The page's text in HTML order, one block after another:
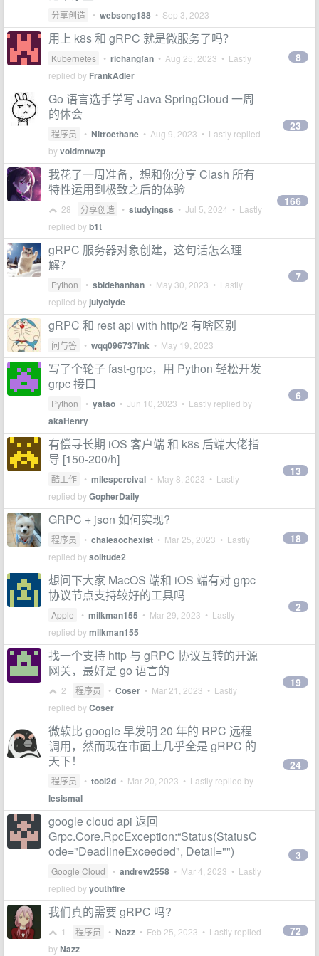
分享创造 • websong188 • Sep 3, 2023
用上 k8s 和 gRPC 就是微服务了吗？
Kubernetes • richangfan • Aug 25, 2023 • Lastly
replied by FrankAdler
8
Go 语言选手学写 Java SpringCloud 一周
的体会
程序员 • Nitroethane • Aug 9, 2023 • Lastly replied
byvoidmnwzp
23
我花了一周准备，想和你分享 Clash 所有
特性运用到极致之后的体验
28 分享创造 • studyingss • Jul 5, 2024 • Lastly
replied byb1t
166
gRPC 服务器对象创建，这句话怎么理
解？
Python • sbldehanhan • May 30, 2023 • Lastly
replied by julyclyde
7
gRPC 和 rest api with http/2 有啥区别
问与答 • wqq096737ink • May 19, 2023
写了个轮子 fast-grpc，用 Python 轻松开发
grpc 接口
Python • yatao • Jun 10, 2023 • Lastly replied by
akaHenry
6
有偿寻长期 iOS 客户端 和 k8s 后端大佬指
导 [150-200/h]
酷工作 • milespercival • May 8, 2023 • Lastly
replied byGopherDaily
13
GRPC + json 如何实现?
程序员 • chaleaochexist • Mar 25, 2023 • Lastly
replied bysolitude2
18
想问下大家 MacOS 端和 iOS 端有对 grpc
协议节点支持较好的工具吗
Apple • milkman155 • Mar 29, 2023 • Lastly
replied bymilkman155
2
找一个支持 http 与 gRPC 协议互转的开源
网关，最好是 go 语言的
2 程序员 • Coser • Mar 21, 2023 • Lastly
replied byCoser
19
微软比 google 早发明 20 年的 RPC 远程
调用，然而现在市面上几乎全是 gRPC 的
天下！
程序员 • tool2d • Mar 20, 2023 • Lastly replied by
lesismal
24
google cloud api 返回
Grpc.Core.RpcException:“Status(StatusC
ode="DeadlineExceeded", Detail="")
Google Cloud • andrew2558 • Mar 4, 2023 • Lastly
replied byyouthfire
3
我们真的需要 gRPC 吗?
1 程序员 • Nazz • Feb 25, 2023 • Lastly replied
byNazz
72